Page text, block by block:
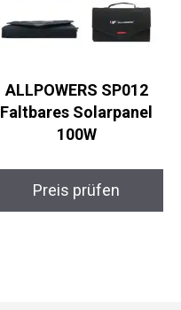
ALLPOWERS SP012
Faltbares Solarpanel
100W
Preis prüfen